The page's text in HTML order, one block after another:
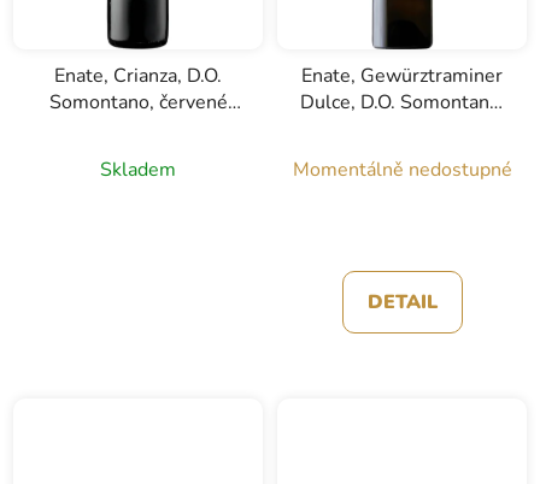
Enate, Crianza, D.O.
Somontano, červené
Skladem
Enate, Gewürztraminer
Dulce, D.O. Somontano,
Momentálně nedostupné
DETAIL